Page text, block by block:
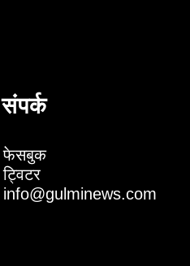
संपर्क
फेसबुक
ट्विटर
info@gulminews.com